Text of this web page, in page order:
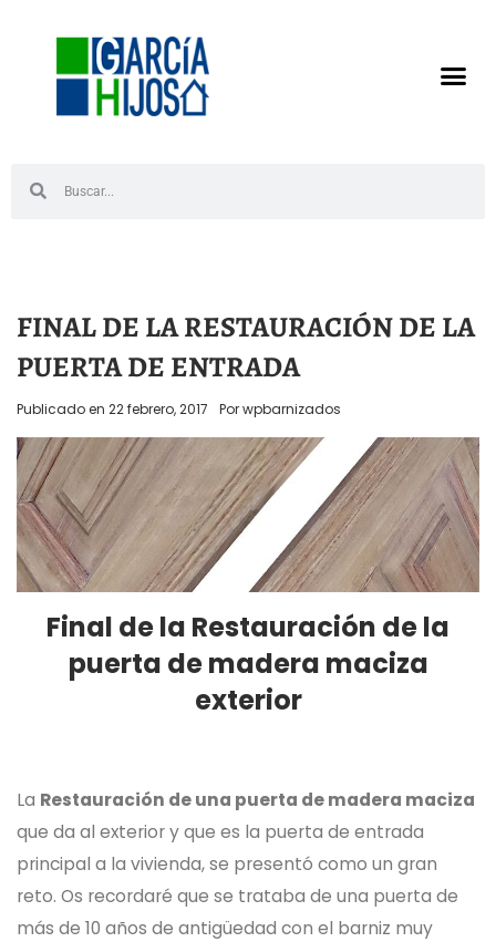
FINAL DE LA RESTAURACIÓN DE LA
PUERTA DE ENTRADA
Publicado en 22 febrero, 2017 Porwpbarnizados
Final de la Restauración de la
puerta de madera maciza
exterior
La Restauración de una puerta de madera maciza
que da al exterior y que es la puerta de entrada
principal a la vivienda, se presentó como un gran
reto. Os recordaré que se trataba de una puerta de
más de 10 años de antigüedad con el barniz muy